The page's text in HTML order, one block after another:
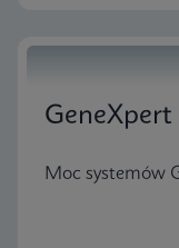
Moc systemów